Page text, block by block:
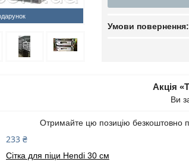
Акція
Ви
Отримайте цю позицію безкоштовно
233 ₴
Сітка для піци Hendi 30 см